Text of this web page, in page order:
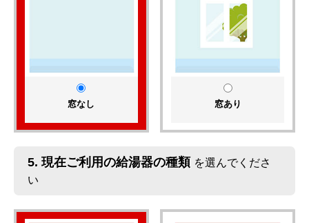
窓なし 窓あり
5. 現在ご利用の給湯器の種類 を選んでくださ
い